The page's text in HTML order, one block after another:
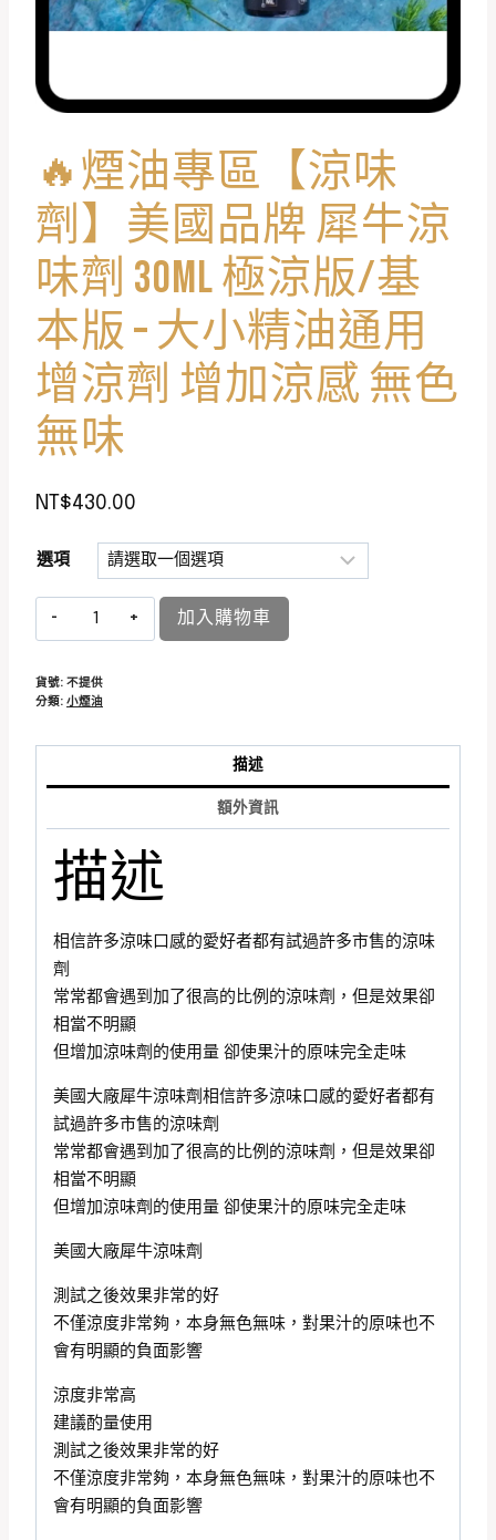
🔥煙油專區【涼味
劑】美國品牌 犀牛涼
味劑 30ML 極涼版/基
本版 – 大小精油通用
增涼劑 增加涼感 無色
無味
NT$430.00
選項
加入購物車
貨號: 不提供
分類: 小煙油
描述
額外資訊
描述
相信許多涼味口感的愛好者都有試過許多市售的涼味
劑
常常都會遇到加了很高的比例的涼味劑，但是效果卻
相當不明顯
但增加涼味劑的使用量 卻使果汁的原味完全走味
美國大廠犀牛涼味劑相信許多涼味口感的愛好者都有
試過許多市售的涼味劑
常常都會遇到加了很高的比例的涼味劑，但是效果卻
相當不明顯
但增加涼味劑的使用量 卻使果汁的原味完全走味
美國大廠犀牛涼味劑
測試之後效果非常的好
不僅涼度非常夠，本身無色無味，對果汁的原味也不
會有明顯的負面影響
涼度非常高
建議酌量使用
測試之後效果非常的好
不僅涼度非常夠，本身無色無味，對果汁的原味也不
會有明顯的負面影響